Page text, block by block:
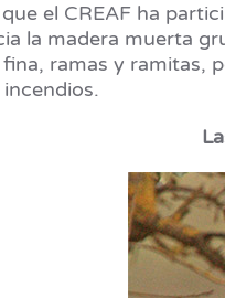
el CREAF ha
la madera muerta
ramas y ramitas,